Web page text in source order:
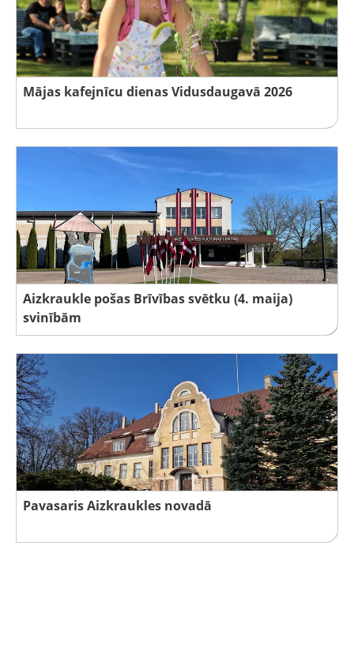
Mājas kafejnīcu dienas Vidusdaugavā 2026
Aizkraukle pošas Brīvības svētku (4. maija)
svinībām
Pavasaris Aizkraukles novadā